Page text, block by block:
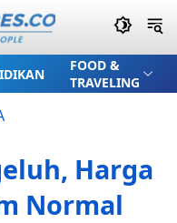
FOOD &
TRAVELING
Harga
Normal